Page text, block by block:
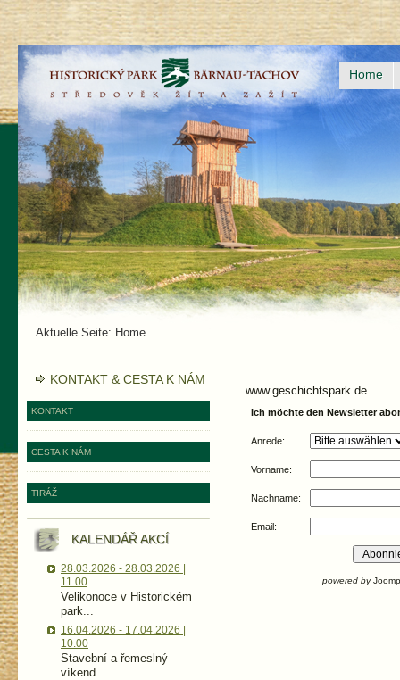
Home
Aktuelle Seite: Home
KONTAKT & CESTA K NÁM
KONTAKT
CESTA K NÁM
TIRÁŽ
KALENDÁŘ AKCÍ
28.03.2026 - 28.03.2026 |
11.00
Velikonoce v Historickém
park...
16.04.2026 - 17.04.2026 |
10.00
Stavební a řemeslný
víkend
www.geschichtspark.de
Ich möchte den Newsletter
Anrede:
Vorname:
Nachname:
Email:
powered by